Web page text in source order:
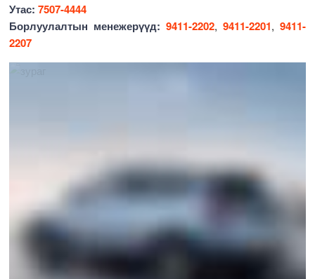
Утас: 7507-4444
Борлуулалтын менежерүүд: 9411-2202, 9411-2201, 9411-
2207